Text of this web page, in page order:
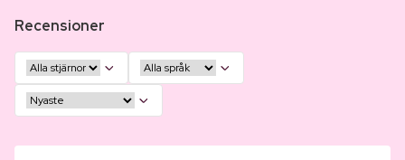
Recensioner